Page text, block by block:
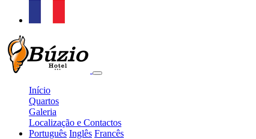
Início
Quartos
Galeria
Localização e Contactos
Português Inglês Francês